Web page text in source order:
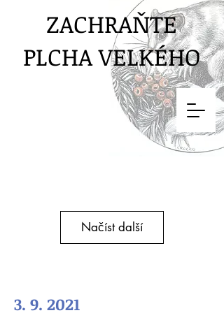
ZACHRAŇTE
PLCHA VELKÉHO
Načíst další
3. 9. 2021